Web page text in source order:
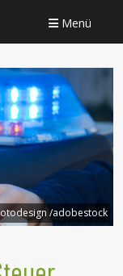
Menü
/adobestock